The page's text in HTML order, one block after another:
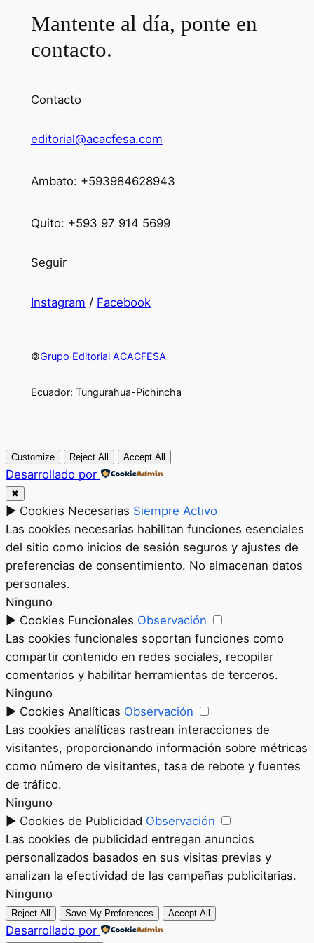
Mantente al día, ponte en
contacto.
Contacto
editorial@acacfesa.com
Ambato: +593984628943
Quito: +593 97 914 5699
Seguir
Instagram / Facebook
©Grupo Editorial ACACFESA
Ecuador: Tungurahua-Pichincha
Customize Reject All Accept All
Desarrollado por
✖
► Cookies Necesarias Siempre Activo
Las cookies necesarias habilitan funciones esenciales
del sitio como inicios de sesión seguros y ajustes de
preferencias de consentimiento. No almacenan datos
personales.
Ninguno
► Cookies Funcionales Observación
Las cookies funcionales soportan funciones como
compartir contenido en redes sociales, recopilar
comentarios y habilitar herramientas de terceros.
Ninguno
► Cookies Analíticas Observación
Las cookies analíticas rastrean interacciones de
visitantes, proporcionando información sobre métricas
como número de visitantes, tasa de rebote y fuentes
de tráfico.
Ninguno
► Cookies de Publicidad Observación
Las cookies de publicidad entregan anuncios
personalizados basados en sus visitas previas y
analizan la efectividad de las campañas publicitarias.
Ninguno
Reject All Save My Preferences Accept All
Desarrollado por